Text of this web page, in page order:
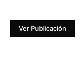
Ver Publicación